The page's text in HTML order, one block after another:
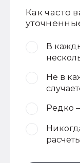
Как часто
В
Не в
Редко